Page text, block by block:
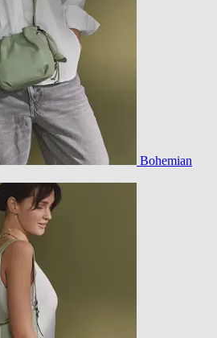
Bohemian